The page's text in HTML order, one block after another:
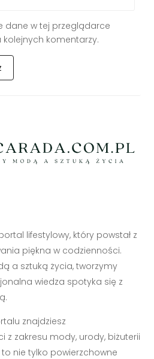
dane w tej przeglądarce
komentarzy.
lifestylowy, który powstał z
piękna w codzienności.
a sztuką życia, tworzymy
wiedza spotyka się z
znajdziesz
z zakresu mody, urody, biżuterii
to nie tylko powierzchowne